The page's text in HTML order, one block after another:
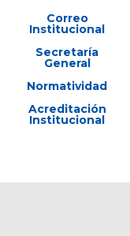
Correo
Institucional
Secretaría
General
Normatividad
Acreditación
Institucional